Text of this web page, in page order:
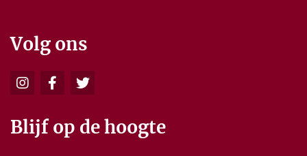
Volg ons
Blijf op de hoogte